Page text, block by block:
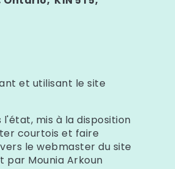
et utilisant le site
mis à la disposition
courtois et faire
le webmaster du site
par Mounia Arkoun